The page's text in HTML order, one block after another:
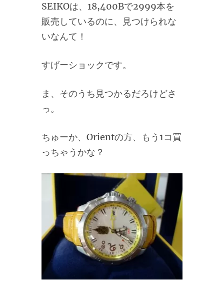
SEIKOは、18,400Bで2999本を
販売しているのに、見つけられな
いなんて！
すげーショックです。
ま、そのうち見つかるだろけどさ
っ。
ちゅーか、Orientの方、もう1コ買
っちゃうかな？